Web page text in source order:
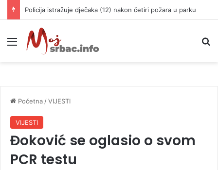
Policija istražuje dječaka (12) nakon četiri požara u parku
Meni
Početna /VIJESTI
VIJESTI
Đoković se oglasio o svom
PCR testu